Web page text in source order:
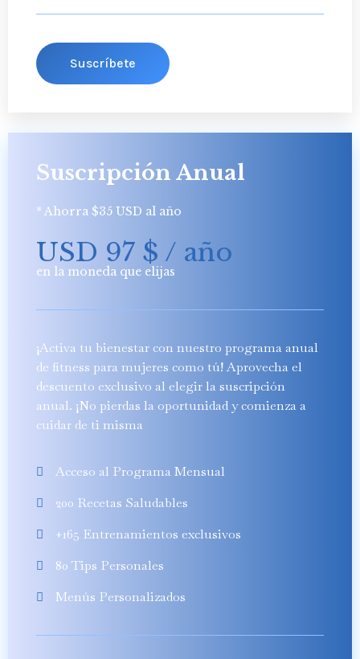
Suscríbete
Suscripción Anual
* Ahorra $35 USD al año
USD 97 $ / año
en la moneda que elijas
¡Activa tu bienestar con nuestro programa anual
de fitness para mujeres como tú! Aprovecha el
descuento exclusivo al elegir la suscripción
anual. ¡No pierdas la oportunidad y comienza a
cuidar de ti misma
Acceso al Programa Mensual
200 Recetas Saludables
+165 Entrenamientos exclusivos
80 Tips Personales
Menús Personalizados